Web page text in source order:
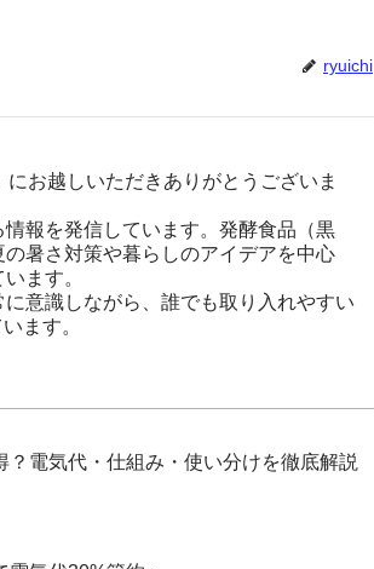
ryuichi
お越しいただきありがとうございま
報を発信しています。発酵食品（黒
暑さ対策や暮らしのアイデアを中心
ます。
意識しながら、誰でも取り入れやすい
ます。
？電気代・仕組み・使い分けを徹底解説